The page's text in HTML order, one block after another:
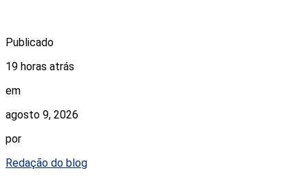
Publicado
19 horas atrás
em
agosto 9, 2026
por
Redação do blog